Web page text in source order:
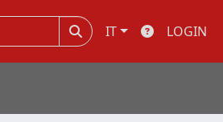
IT LOGIN